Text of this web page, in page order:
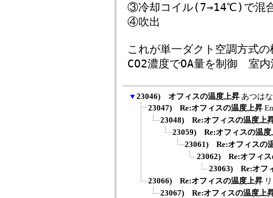
③冷却コイル(7→14℃)で混
④吹出
これが単一ダクト空調方式
CO2濃度でOA量を制御 室
▼ 23046) オフィスの温度上昇 あつは
23047) Re:オフィスの温度上昇
23048) Re:オフィスの温度上
23059) Re:オフィスの温度
23061) Re:オフィスの
23062) Re:オフィス
23063) Re:オフ
23066) Re:オフィスの温度上昇
23067) Re:オフィスの温度上